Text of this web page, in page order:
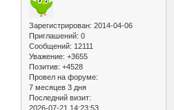
Зарегистрирован: 2014-04-06
Приглашений: 0
Сообщений: 12111
Уважение: +3655
Позитив: +4528
Провел на форуме:
7 месяцев 3 дня
Последний визит:
2026-07-21 14:23:53